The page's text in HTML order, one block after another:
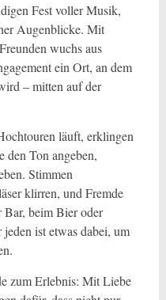
Fest voller Musik,
Augenblicke. Mit
wuchs aus
ein Ort, an dem
– mitten auf der
läuft, erklingen
den Ton angeben,
Stimmen
klirren, und Fremde
Bar, beim Bier oder
ist etwas dabei, um
zum Erlebnis: Mit Liebe